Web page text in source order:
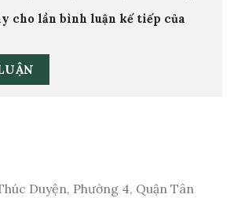
Duyện, Phường 4, Quận Tân
cho lần bình luận kế tiếp của